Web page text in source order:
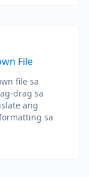
File
file sa
drag sa
ang
sa